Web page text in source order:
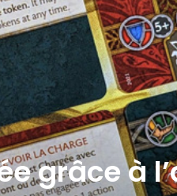
grâce à